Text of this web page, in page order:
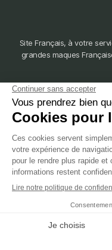
Site Français, à votre
grandes maques
388 Av. Charles
© 2007-